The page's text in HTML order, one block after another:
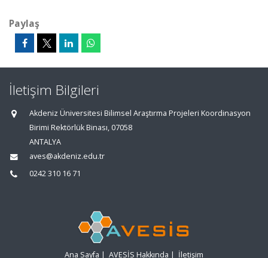
Paylaş
İletişim Bilgileri
Akdeniz Üniversitesi Bilimsel Araştırma Projeleri Koordinasyon
Birimi Rektörlük Binası, 07058
ANTALYA
aves@akdeniz.edu.tr
0242 310 16 71
Ana Sayfa | AVESİS Hakkında | İletişim